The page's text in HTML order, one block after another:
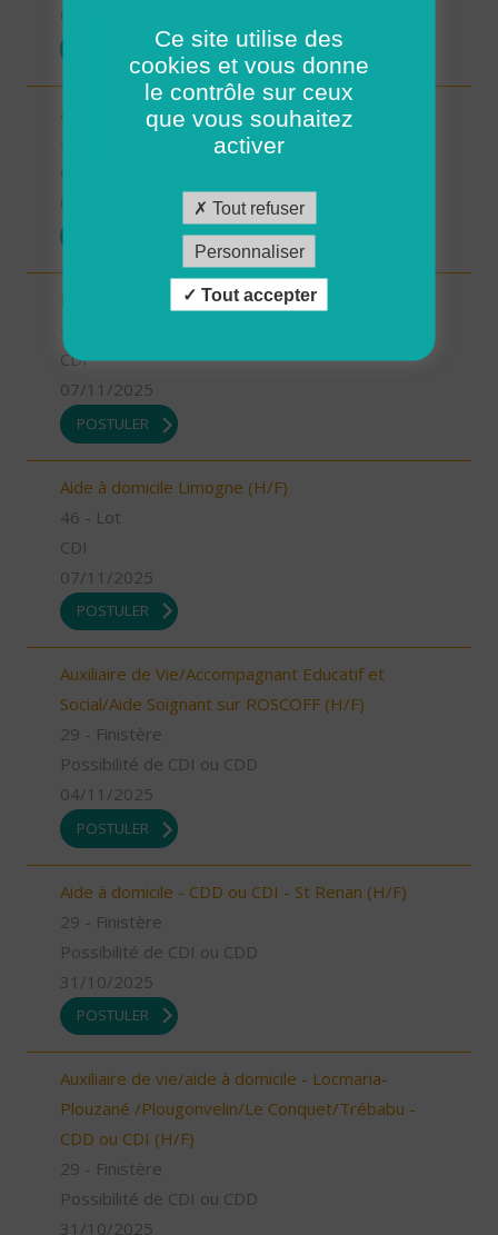
Aide-soignant.e Limogne en Quercy (H/F)
Responsable du développement (H/F)
CDI
07/11/2025
POSTULER
Aide à domicile Limogne (H/F)
46 - Lot
CDI
07/11/2025
POSTULER
Auxiliaire de Vie/Accompagnant Educatif et
Social/Aide Soignant sur ROSCOFF (H/F)
29 - Finistère
Possibilité de CDI ou CDD
04/11/2025
POSTULER
Aide à domicile - CDD ou CDI - St Renan (H/F)
29 - Finistère
Possibilité de CDI ou CDD
31/10/2025
POSTULER
Auxiliaire de vie/aide à domicile - Locmaria-
Plouzané /Plougonvelin/Le Conquet/Trébabu -
CDD ou CDI (H/F)
29 - Finistère
Possibilité de CDI ou CDD
31/10/2025
Ce site utilise des
cookies et vous donne
le contrôle sur ceux
que vous souhaitez
activer
Tout refuser
Personnaliser
Tout accepter